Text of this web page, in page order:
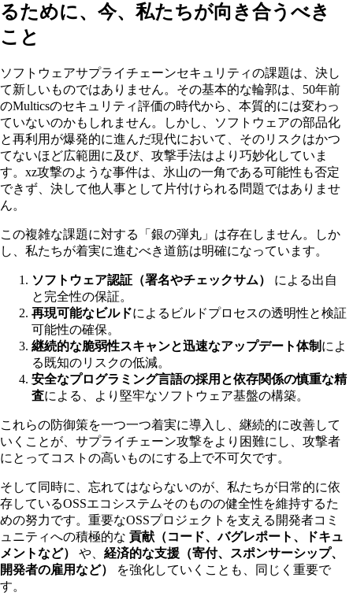
るために、今、私たちが向き合うべき
こと
ソフトウェアサプライチェーンセキュリティの課題は、決し
て新しいものではありません。その基本的な輪郭は、50年前
のMulticsのセキュリティ評価の時代から、本質的には変わっ
ていないのかもしれません。しかし、ソフトウェアの部品化
と再利用が爆発的に進んだ現代において、そのリスクはかつ
てないほど広範囲に及び、攻撃手法はより巧妙化していま
す。xz攻撃のような事件は、氷山の一角である可能性も否定
できず、決して他人事として片付けられる問題ではありませ
ん。
この複雑な課題に対する「銀の弾丸」は存在しません。しか
し、私たちが着実に進むべき道筋は明確になっています。
ソフトウェア認証（署名やチェックサム）
による出自
と完全性の保証。
再現可能なビルドによるビルドプロセスの透明性と検証
可能性の確保。
継続的な脆弱性スキャンと迅速なアップデート体制 によ
る既知のリスクの低減。
安全なプログラミング言語の採用と依存関係の慎重な精
査による、より堅牢なソフトウェア基盤の構築。
これらの防御策を一つ一つ着実に導入し、継続的に改善して
いくことが、サプライチェーン攻撃をより困難にし、攻撃者
にとってコストの高いものにする上で不可欠です。
そして同時に、忘れてはならないのが、私たちが日常的に依
存しているOSSエコシステムそのものの健全性を維持するた
めの努力です。重要なOSSプロジェクトを支える開発者コミ
ュニティへの積極的な 貢献（コード、バグレポート、ドキュ
メントなど）
や、 経済的な支援（寄付、スポンサーシップ、
開発者の雇用など）
を強化していくことも、同じく重要で
す。